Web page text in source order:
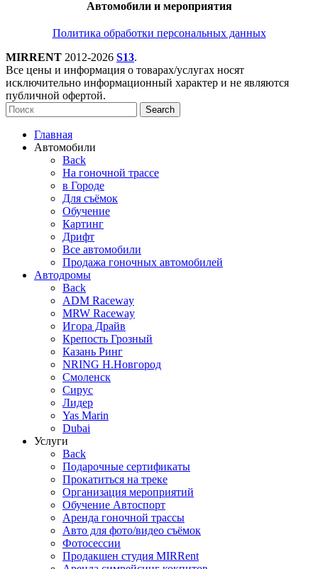
Автомобили и мероприятия
Политика обработки персональных данных
MIRRENT 2012-2026 S13.
Все цены и информация о товарах/услугах носят
исключительно информационный характер и не являются
публичной офертой.
Search
Главная
Автомобили
Back
На гоночной трассе
в Городе
Для съёмок
Обучение
Картинг
Дрифт
Все автомобили
Продажа гоночных автомобилей
Автодромы
Back
ADM Raceway
MRW Raceway
Игора Драйв
Крепость Грозный
Казань Ринг
NRING Н.Новгород
Смоленск
Сирус
Лидер
Yas Marin
Dubai
Услуги
Back
Подарочные сертификаты
Прокатиться на треке
Организация мероприятий
Обучение Автоспорт
Аренда гоночной трассы
Авто для фото/видео съёмок
Фотосессии
Продакшен студия MIRRent